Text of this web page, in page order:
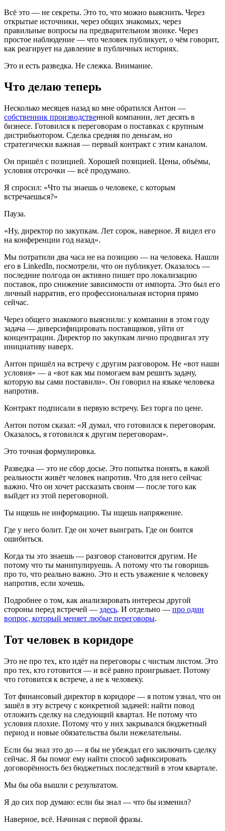
Всё это — не секреты. Это то, что можно выяснить. Через
открытые источники, через общих знакомых, через
правильные вопросы на предварительном звонке. Через
простое наблюдение — что человек публикует, о чём говорит,
как реагирует на давление в публичных историях.
Это и есть разведка. Не слежка. Внимание.
Что делаю теперь
Несколько месяцев назад ко мне обратился Антон —
собственник производственной компании, лет десять в
бизнесе. Готовился к переговорам о поставках с крупным
дистрибьютором. Сделка средняя по деньгам, но
стратегически важная — первый контракт с этим каналом.
Он пришёл с позицией. Хорошей позицией. Цены, объёмы,
условия отсрочки — всё продумано.
Я спросил: «Что ты знаешь о человеке, с которым
встречаешься?»
Пауза.
«Ну, директор по закупкам. Лет сорок, наверное. Я видел его
на конференции год назад».
Мы потратили два часа не на позицию — на человека. Нашли
его в LinkedIn, посмотрели, что он публикует. Оказалось —
последние полгода он активно пишет про локализацию
поставок, про снижение зависимости от импорта. Это был его
личный нарратив, его профессиональная история прямо
сейчас.
Через общего знакомого выяснили: у компании в этом году
задача — диверсифицировать поставщиков, уйти от
концентрации. Директор по закупкам лично продвигал эту
инициативу наверх.
Антон пришёл на встречу с другим разговором. Не «вот наши
условия» — а «вот как мы помогаем вам решить задачу,
которую вы сами поставили». Он говорил на языке человека
напротив.
Контракт подписали в первую встречу. Без торга по цене.
Антон потом сказал: «Я думал, что готовился к переговорам.
Оказалось, я готовился к другим переговорам».
Это точная формулировка.
Разведка — это не сбор досье. Это попытка понять, в какой
реальности живёт человек напротив. Что для него сейчас
важно. Что он хочет рассказать своим — после того как
выйдет из этой переговорной.
Ты ищешь не информацию. Ты ищешь напряжение.
Где у него болит. Где он хочет выиграть. Где он боится
ошибиться.
Когда ты это знаешь — разговор становится другим. Не
потому что ты манипулируешь. А потому что ты говоришь
про то, что реально важно. Это и есть уважение к человеку
напротив, если хочешь.
Подробнее о том, как анализировать интересы другой
стороны перед встречей — здесь. И отдельно — про один
вопрос, который меняет любые переговоры.
Тот человек в коридоре
Это не про тех, кто идёт на переговоры с чистым листом. Это
про тех, кто готовится — и всё равно проигрывает. Потому
что готовится к встрече, а не к человеку.
Тот финансовый директор в коридоре — я потом узнал, что он
зашёл в эту встречу с конкретной задачей: найти повод
отложить сделку на следующий квартал. Не потому что
условия плохие. Потому что у них закрывался бюджетный
период и новые обязательства были нежелательны.
Если бы знал это до — я бы не убеждал его заключить сделку
сейчас. Я бы помог ему найти способ зафиксировать
договорённость без бюджетных последствий в этом квартале.
Мы бы оба вышли с результатом.
Я до сих пор думаю: если бы знал — что бы изменил?
Наверное, всё. Начиная с первой фразы.